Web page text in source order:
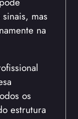
mas
na
os
estrutura